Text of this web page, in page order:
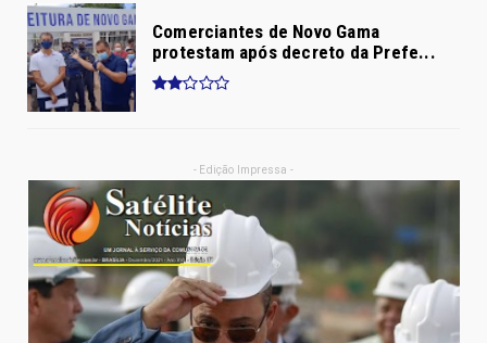
Comerciantes de Novo Gama
protestam após decreto da Prefe...
- Edição Impressa -